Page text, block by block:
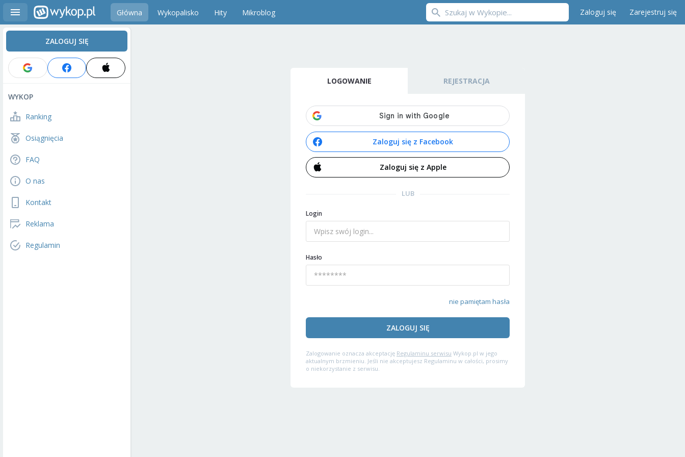
Główna Wykopalisko Hity Mikroblog Zaloguj się Zarejestruj się
ZALOGUJ SIĘ
WYKOP
Ranking
Osiągnięcia
FAQ
O nas
Kontakt
Reklama
Regulamin
LOGOWANIE REJESTRACJA
Zaloguj się z Facebook
Zaloguj się z Apple
LUB
Login
Hasło
nie pamiętam hasła
ZALOGUJ SIĘ
Zalogowanie oznacza akceptację Regulaminu serwisu Wykop.pl w jego
aktualnym brzmieniu. Jeśli nie akceptujesz Regulaminu w całości, prosimy
o niekorzystanie z serwisu.